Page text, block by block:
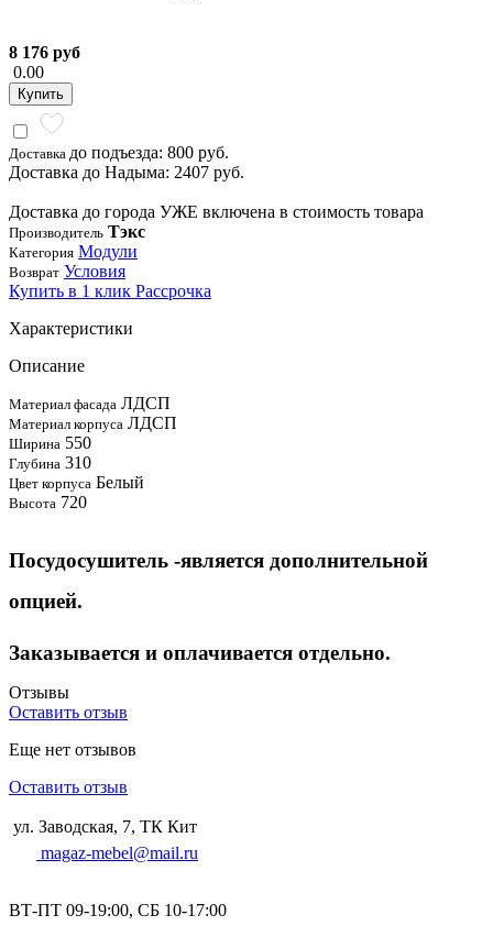
8 176 руб
0.00
Купить
Доставка до подъезда: 800 руб.
Доставка до Надыма: 2407 руб.
Доставка до города УЖЕ включена в стоимость товара
Производитель Тэкс
Категория Модули
Возврат Условия
Купить в 1 клик Рассрочка
Характеристики
Описание
Материал фасада ЛДСП
Материал корпуса ЛДСП
Ширина 550
Глубина 310
Цвет корпуса Белый
Высота 720
Посудосушитель -является дополнительной
опцией.
Заказывается и оплачивается отдельно.
Отзывы
Оставить отзыв
Еще нет отзывов
Оставить отзыв
ул. Заводская, 7, ТК Кит
magaz-mebel@mail.ru
ВТ-ПТ 09-19:00, СБ 10-17:00